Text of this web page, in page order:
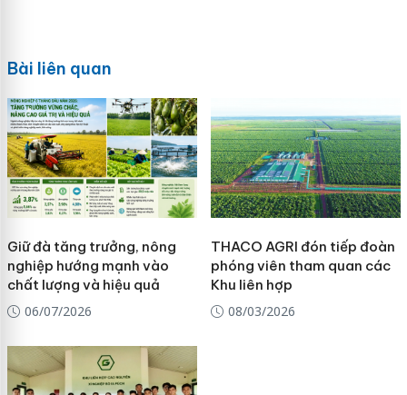
Bài liên quan
Giữ đà tăng trưởng, nông
nghiệp hướng mạnh vào
chất lượng và hiệu quả
06/07/2026
THACO AGRI đón tiếp đoàn
phóng viên tham quan các
Khu liên hợp
08/03/2026